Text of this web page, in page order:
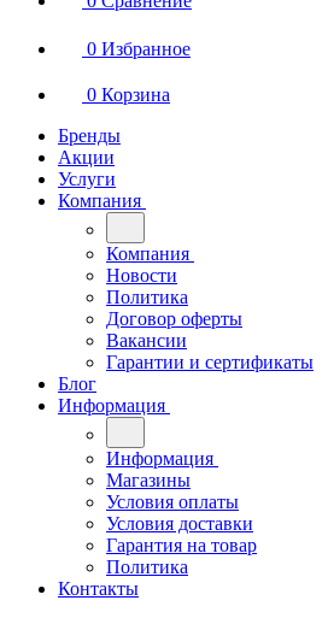
0 Избранное
0 Корзина
Бренды
Акции
Услуги
Компания
Компания
Новости
Политика
Договор оферты
Вакансии
Гарантии и сертификаты
Блог
Информация
Информация
Магазины
Условия оплаты
Условия доставки
Гарантия на товар
Политика
Контакты